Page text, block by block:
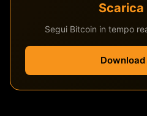
Scarica
Segui Bitcoin in tempo